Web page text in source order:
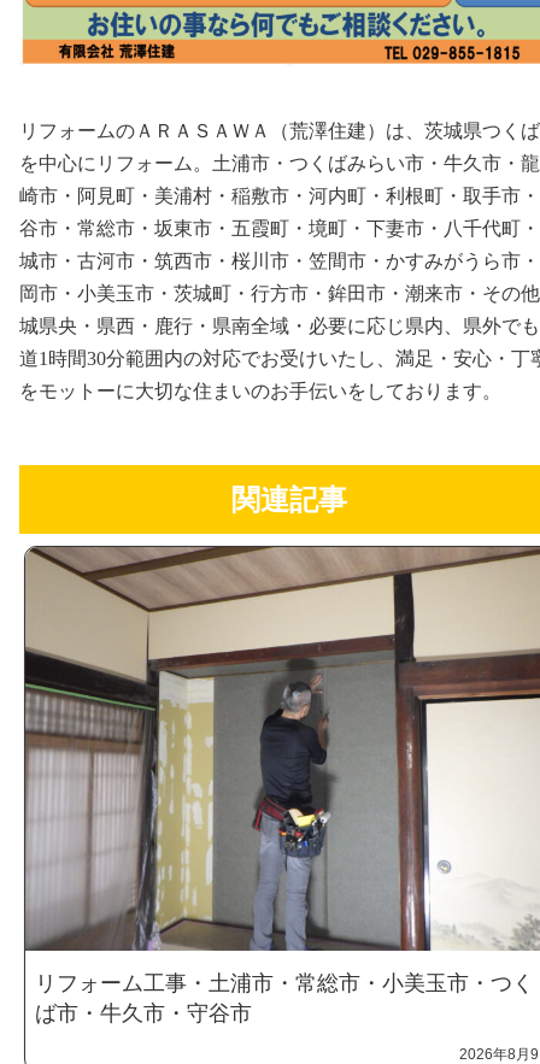
リフォームのＡＲＡＳＡＷＡ（荒澤住建）は、茨城県つく
を中心にリフォーム。土浦市・つくばみらい市・牛久市・
崎市・阿見町・美浦村・稲敷市・河内町・利根町・取手市
谷市・常総市・坂東市・五霞町・境町・下妻市・八千代町
城市・古河市・筑西市・桜川市・笠間市・かすみがうら市
岡市・小美玉市・茨城町・行方市・鉾田市・潮来市・その
城県央・県西・鹿行・県南全域・必要に応じ県内、県外で
道1時間30分範囲内の対応でお受けいたし、満足・安心・丁
をモットーに大切な住まいのお手伝いをしております。
関連記事
リフォーム工事・土浦市・常総市・小美玉市・つく
ば市・牛久市・守谷市
2026年8月